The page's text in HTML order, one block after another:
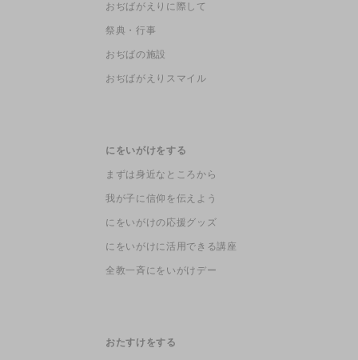
おぢばがえりに際して
祭典・行事
おぢばの施設
おぢばがえりスマイル
にをいがけをする
まずは身近なところから
我が子に信仰を伝えよう
にをいがけの応援グッズ
にをいがけに活用できる講座
全教一斉にをいがけデー
おたすけをする